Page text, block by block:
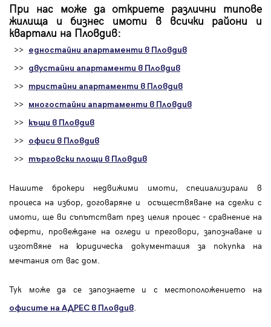
При нас може да откриете различни типове
жилища и бизнес имоти в всички райони и
квартали на Пловдив:
>> едностайни апартаменти в Пловдив
>> двустайни апартаменти в Пловдив
>> тристайни апартаменти в Пловдив
>> многостайни апартаменти в Пловдив
>> къщи в Пловдив
>> офиси в Пловдив
>> търговски площи в Пловдив
Нашите брокери недвижими имоти, специализирали в
процеса на избор, договаряне и осъществяване на сделки с
имоти, ще ви съпътстват през целия процес - сравнение на
оферти, провеждане на огледи и преговори, запознаване и
изготвяне на юридическа документация за покупка на
мечтания от вас дом.
Тук може да се запознаете и с местоположението на
офисите на АДРЕС в Пловдив.